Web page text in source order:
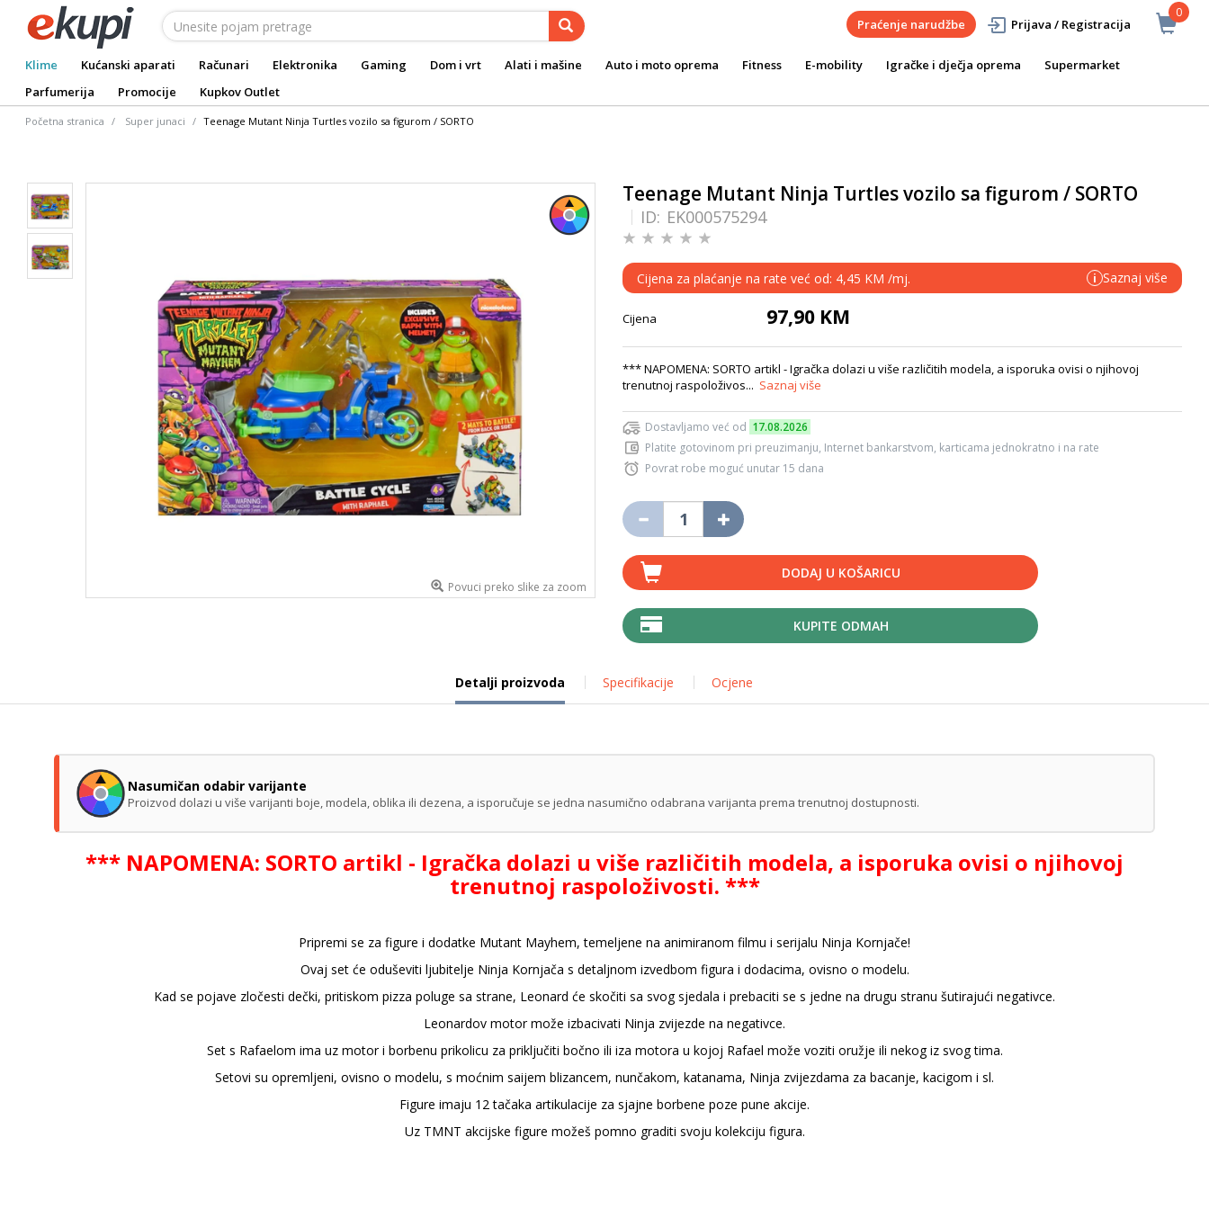
0
Praćenje narudžbe Prijava / Registracija
Klime Kućanski aparati Računari Elektronika Gaming Dom i vrt Alati i mašine Auto i moto oprema Fitness E-mobility Igračke i dječja oprema
Supermarket
Parfumerija
Promocije Kupkov Outlet
Početna stranica Super junaci Teenage Mutant Ninja Turtles vozilo sa figurom / SORTO
Povuci preko slike za zoom
Teenage Mutant Ninja Turtles vozilo sa figurom / SORTO
ID: EK000575294
Cijena za plaćanje na rate već od: 4,45 KM /mj. i Saznaj više
Cijena 97,90 KM
*** NAPOMENA: SORTO artikl - Igračka dolazi u više različitih modela, a isporuka ovisi o njihovoj
trenutnoj raspoloživos... Saznaj više
Dostavljamo već od 17.08.2026
Platite gotovinom pri preuzimanju, Internet bankarstvom, karticama jednokratno i na rate
Povrat robe moguć unutar 15 dana
DODAJ U KOŠARICU
KUPITE ODMAH
Detalji proizvoda Specifikacije Ocjene
Nasumičan odabir varijante
Proizvod dolazi u više varijanti boje, modela, oblika ili dezena, a isporučuje se jedna nasumično odabrana varijanta prema trenutnoj dostupnosti.
*** NAPOMENA: SORTO artikl - Igračka dolazi u više različitih modela, a isporuka ovisi o njihovoj
trenutnoj raspoloživosti. ***
Pripremi se za figure i dodatke Mutant Mayhem, temeljene na animiranom filmu i serijalu Ninja Kornjače!
Ovaj set će oduševiti ljubitelje Ninja Kornjača s detaljnom izvedbom figura i dodacima, ovisno o modelu.
Kad se pojave zločesti dečki, pritiskom pizza poluge sa strane, Leonard će skočiti sa svog sjedala i prebaciti se s jedne na drugu stranu šutirajući negativce.
Leonardov motor može izbacivati Ninja zvijezde na negativce.
Set s Rafaelom ima uz motor i borbenu prikolicu za priključiti bočno ili iza motora u kojoj Rafael može voziti oružje ili nekog iz svog tima.
Setovi su opremljeni, ovisno o modelu, s moćnim saijem blizancem, nunčakom, katanama, Ninja zvijezdama za bacanje, kacigom i sl.
Figure imaju 12 tačaka artikulacije za sjajne borbene poze pune akcije.
Uz TMNT akcijske figure možeš pomno graditi svoju kolekciju figura.